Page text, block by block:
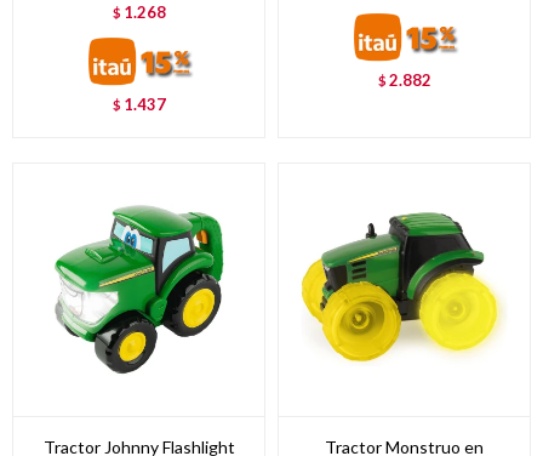
$ 1.268
$ 1.437
$2.882
Tractor Johnny Flashlight
Tractor Monstruo en